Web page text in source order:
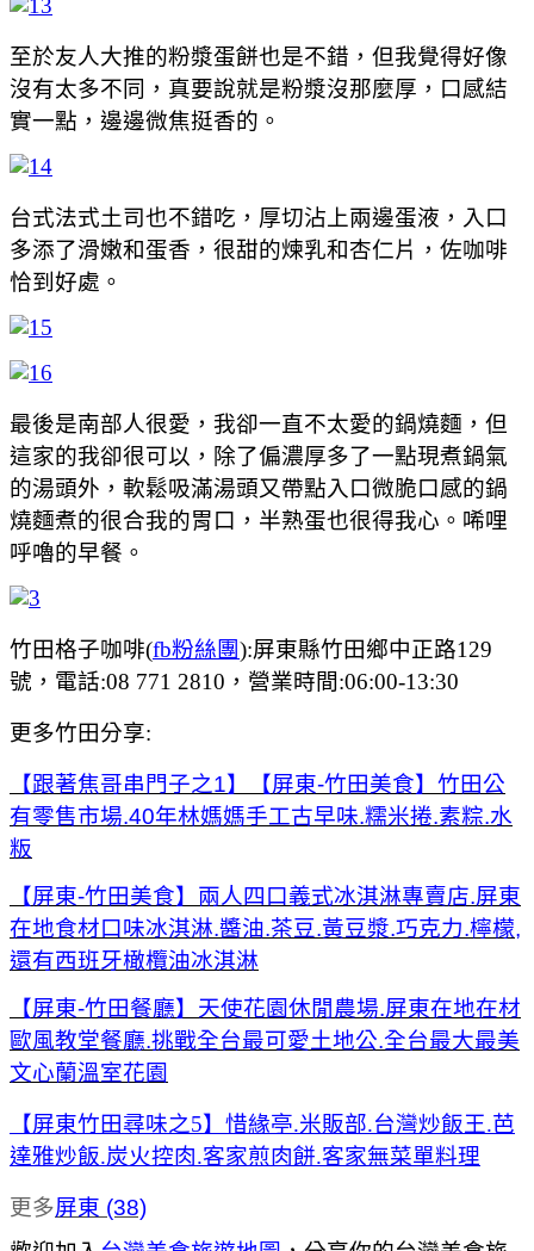
至於友人大推的粉漿蛋餅也是不錯，但我覺得好像
沒有太多不同，真要說就是粉漿沒那麼厚，口感結
實一點，邊邊微焦挺香的。
台式法式土司也不錯吃，厚切沾上兩邊蛋液，入口
多添了滑嫩和蛋香，很甜的煉乳和杏仁片，佐咖啡
恰到好處。
最後是南部人很愛，我卻一直不太愛的鍋燒麵，但
這家的我卻很可以，除了偏濃厚多了一點現煮鍋氣
的湯頭外，軟鬆吸滿湯頭又帶點入口微脆口感的鍋
燒麵煮的很合我的胃口，半熟蛋也很得我心。唏哩
呼嚕的早餐。
竹田格子咖啡(fb粉絲團):屏東縣竹田鄉中正路129
號，電話:08 771 2810，營業時間:06:00-13:30
更多竹田分享:
【跟著焦哥串門子之1】【屏東-竹田美食】竹田公
有零售市場.40年林媽媽手工古早味.糯米捲.素粽.水
粄
【屏東-竹田美食】兩人四口義式冰淇淋專賣店.屏東
在地食材口味冰淇淋.醬油.茶豆.黃豆漿.巧克力.檸檬,
還有西班牙橄欖油冰淇淋
【屏東-竹田餐廳】天使花園休閒農場.屏東在地在材
歐風教堂餐廳.挑戰全台最可愛土地公.全台最大最美
文心蘭溫室花園
【屏東竹田尋味之5】惜緣亭.米販部.台灣炒飯王.芭
達雅炒飯.炭火控肉.客家煎肉餅.客家無菜單料理
更多屏東 (38)